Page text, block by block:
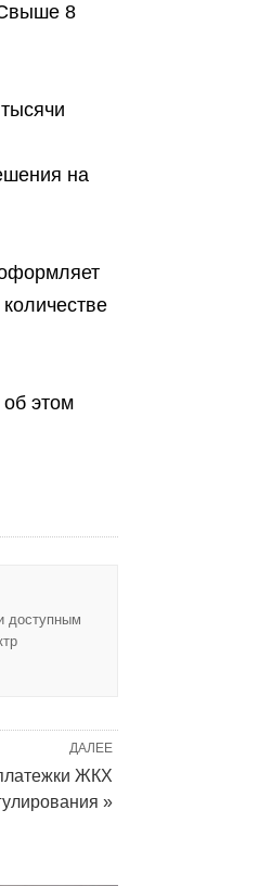
Свыше 8
на
этом
доступным
ДАЛЕЕ
ЖКХ
»